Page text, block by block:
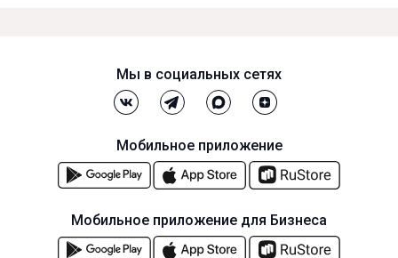
Мы в социальных сетях
Мобильное приложение
Мобильное приложение для Бизнеса